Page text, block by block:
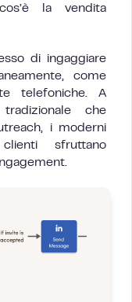
la vendita
di ingaggiare
come
telefoniche. A
che
i moderni
sfruttano